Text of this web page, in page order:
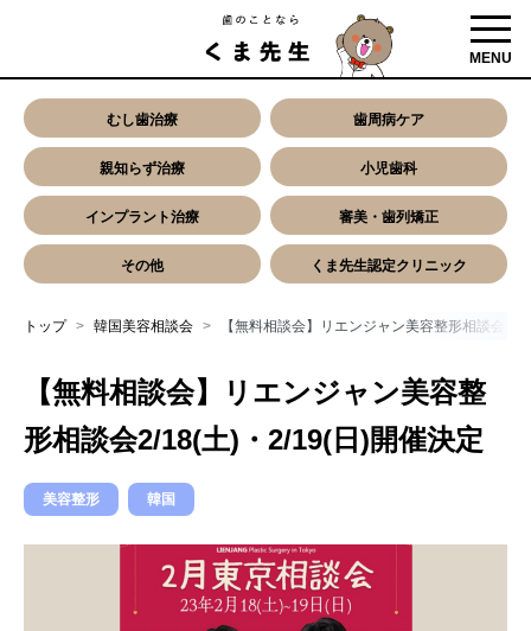
MENU
むし歯治療 歯周病ケア
親知らず治療 小児歯科
インプラント治療 審美・歯列矯正
その他 くま先生認定クリニック
トップ 韓国美容相談会 【無料相談会】リエンジャン美容整形相談会2/
【無料相談会】リエンジャン美容整
形相談会2/18(土)・2/19(日)開催決定
美容整形 韓国